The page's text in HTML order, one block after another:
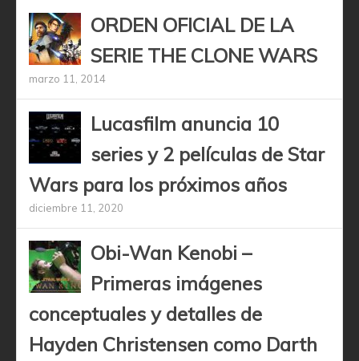
ORDEN OFICIAL DE LA
SERIE THE CLONE WARS
marzo 11, 2014
Lucasfilm anuncia 10
series y 2 películas de Star
Wars para los próximos años
diciembre 11, 2020
Obi-Wan Kenobi –
Primeras imágenes
conceptuales y detalles de
Hayden Christensen como Darth